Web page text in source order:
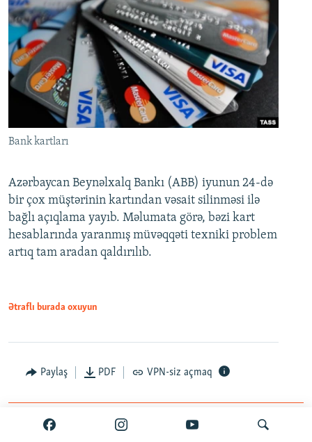
Bank kartları
Azərbaycan Beynəlxalq Bankı (ABB) iyunun 24-də
bir çox müştərinin kartından vəsait silinməsi ilə
bağlı açıqlama yayıb. Məlumata görə, bəzi kart
hesablarında yaranmış müvəqqəti texniki problem
artıq tam aradan qaldırılıb.
Ətraflı burada oxuyun
Paylaş PDF VPN-siz açmaq
İyun 25, 2026